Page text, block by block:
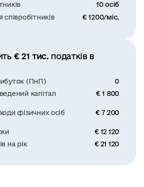
10 осіб
€ 1200/міс.
€ 21 тис. податків в
(ПнП)
0
капітал
€ 1 800
фізичних осіб
€ 7 200
€ 12 120
на рік
€ 21 120